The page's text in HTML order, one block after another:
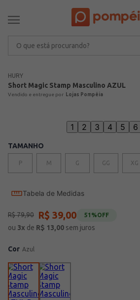
HURY
Short Magic Stamp Masculino AZUL
Lojas Pompéia
1 2 3 4 5 6
TAMANHO
P M G GG XG
Tabela de Medidas
R$79,90 R$ 39,00 51%OFF
ou 3x de R$ 13,00 sem juros
Cor Azul